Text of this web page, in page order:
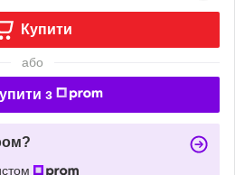
Купити
або
з